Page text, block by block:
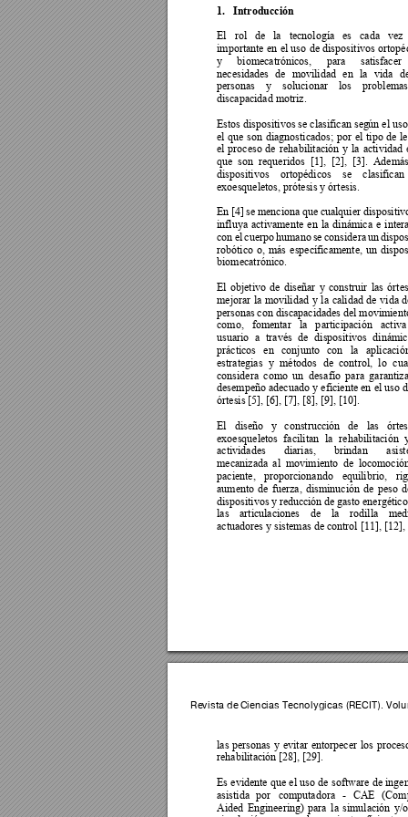
1. Introducción
El rol de la tecnología es cada vez
importante en el uso de dispositivos
y
biomecatrónicos, para
satisfacer
necesidades de movilidad en la vida
personas
y solucionar los
discapacidad motriz.
Estos dispositivos se clasifican según el
el que son diagnosticados; por el tipo de
el proceso de rehabilitación y la actividad
que son requeridos [1], [2], [3].
dispositivos
ortopédicos se
clasifican
exoesqueletos, prótesis y órtesis.
En [4] semenciona que cualquier
influya activamente en la dinámica e
con el cuerpo humano se considera un
robótico o, más específicamente, un
biomecatrónico.
El objetivo de diseñar y construir las
mejorar la movilidad yla calidad de vida
personas con discapacidades del
como, fomentar la participación a
usuario a través de dispositivos
prácticos en conjunto con la
estrategias y métodos de control, lo
considera como un desafío para
desempeño adecuado y eficiente en el uso
órtesis [5], [6], [7], [8], [9], [10].
El
diseño y construcción de las
exoesqueletos facilitan la rehabilitación
actividades
diarias, brindan
mecanizada al movimiento de
paciente, proporcionando equilibrio, rig
aumento de fuerza, disminución de peso
dispositivos y reducción de gasto
las
articulaciones de la rodilla
actuadores y sistemas de control [11],
Revista de Ciencias Tecnológicas (RECIT). Volu
las personas y evitar entorpecer los proc
rehabilitación [28], [29].
Es evidente que el uso de software de
asistida por computadora - CAE
Aided Engineering) para la simulación y/